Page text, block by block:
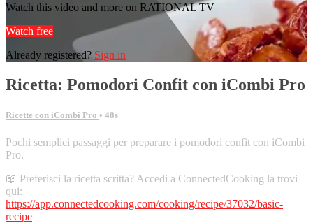
Watch this video and more on RATIONAL TV
Watch free
Already registered? Sign in
Ricetta: Pomodori Confit con iCombi Pro
Ricette con iCombi Pro • 48s
Pochi semplici passaggi per preparare i pomodori confit con iCombi
Pro.
📖 Preferisci la ricetta scritta? Accedi a ConnectedCooking la trovi
qui:
https://app.connectedcooking.com/cooking/recipe/37032/basic-
recipe